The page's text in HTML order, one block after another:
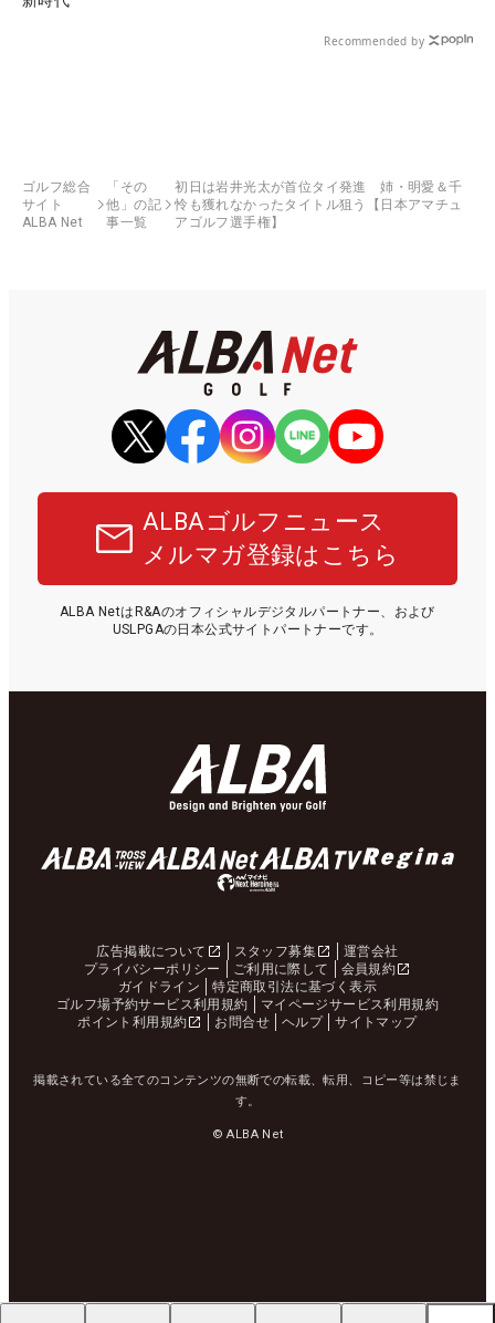
Recommended by
ゴルフ総合
サイト
ALBA Net
「その
他」の記
事一覧
初日は岩井光太が首位タイ発進 姉・明愛＆千
怜も獲れなかったタイトル狙う【日本アマチュ
アゴルフ選手権】
ALBAゴルフニュース
メルマガ登録はこちら
ALBA NetはR&Aのオフィシャルデジタルパートナー、および
USLPGAの日本公式サイトパートナーです。
広告掲載について スタッフ募集
運営会社
プライバシーポリシー
ご利用に際して
会員規約
ガイドライン
特定商取引法に基づく表示
ゴルフ場予約サービス利用規約
マイページサービス利用規約
ポイント利用規約
お問合せ ヘルプ サイトマップ
掲載されている全てのコンテンツの無断での転載、転用、コピー等は禁じま
す。
© ALBA Net